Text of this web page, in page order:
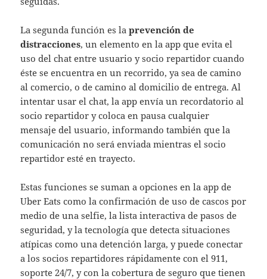
La segunda función es laprevención de
distracciones, un elemento en la app que evita el
uso del chat entre usuario y socio repartidor cuando
éste se encuentra en un recorrido, ya sea de camino
al comercio, o de camino al domicilio de entrega. Al
intentar usar el chat, la app envía un recordatorio al
socio repartidor y coloca en pausa cualquier
mensaje del usuario, informando también que la
comunicación no será enviada mientras el socio
repartidor esté en trayecto.
Estas funciones se suman a opciones en la app de
Uber Eats como la confirmación de uso de cascos por
medio de una selfie, la lista interactiva de pasos de
seguridad, y la tecnología que detecta situaciones
atípicas como una detención larga, y puede conectar
a los socios repartidores rápidamente con el 911,
soporte 24/7, y con la cobertura de seguro que tienen